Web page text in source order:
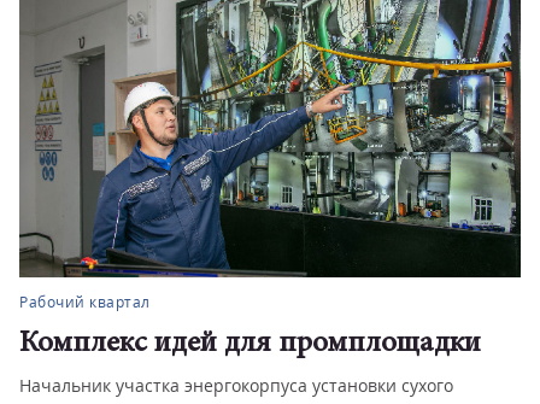
Рабочий квартал
Комплекс идей для промплощадки
Начальник участка энергокорпуса установки сухого